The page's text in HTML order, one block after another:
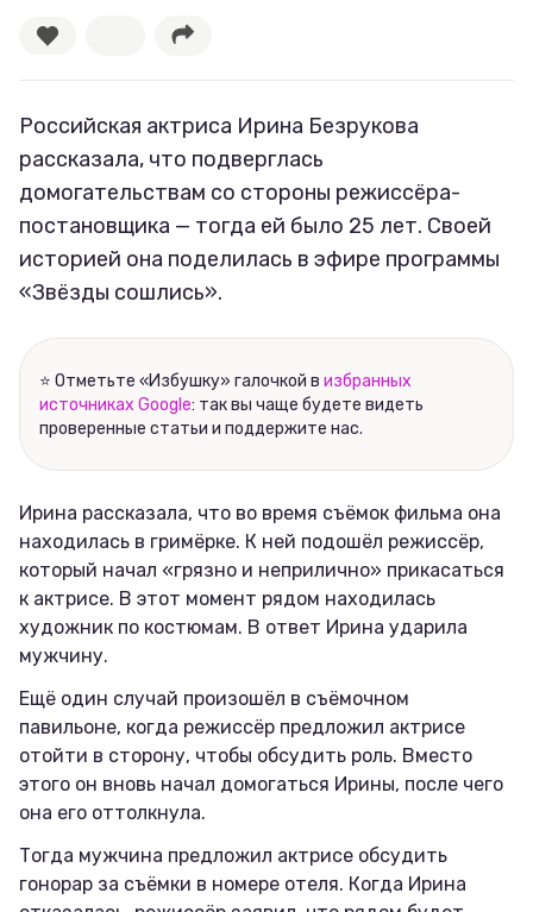
Рецепты
Соцсети
Российская актриса Ирина Безрукова
рассказала, что подверглась
домогательствам со стороны режиссёра-
постановщика — тогда ей было 25 лет. Своей
историей она поделилась в эфире программы
«Звёзды сошлись».
⭐ Отметьте «Избушку» галочкой в избранных
источниках Google: так вы чаще будете видеть
проверенные статьи и поддержите нас.
Ирина рассказала, что во время съёмок фильма она
находилась в гримёрке. К ней подошёл режиссёр,
который начал «грязно и неприлично» прикасаться
к актрисе. В этот момент рядом находилась
художник по костюмам. В ответ Ирина ударила
мужчину.
Ещё один случай произошёл в съёмочном
павильоне, когда режиссёр предложил актрисе
отойти в сторону, чтобы обсудить роль. Вместо
этого он вновь начал домогаться Ирины, после чего
она его оттолкнула.
Тогда мужчина предложил актрисе обсудить
гонорар за съёмки в номере отеля. Когда Ирина